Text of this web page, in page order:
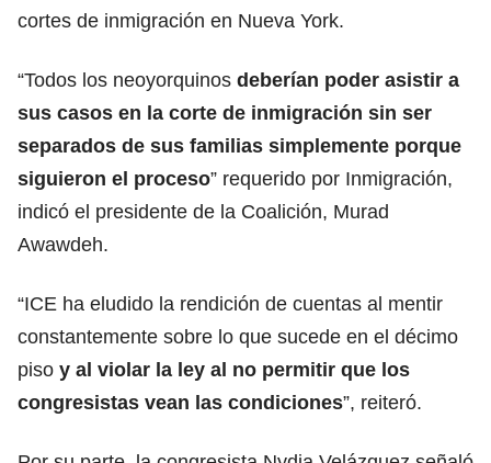
cortes de inmigración en Nueva York.
“Todos los neoyorquinos deberían poder asistir a
sus casos en la corte de inmigración sin ser
separados de sus familias simplemente porque
siguieron el proceso” requerido por Inmigración,
indicó el presidente de la Coalición, Murad
Awawdeh.
“ICE ha eludido la rendición de cuentas al mentir
constantemente sobre lo que sucede en el décimo
piso y al violar la ley al no permitir que los
congresistas vean las condiciones”, reiteró.